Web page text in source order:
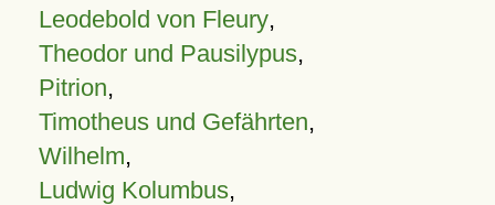
Leodebold von Fleury,
Theodor und Pausilypus,
Pitrion,
Timotheus und Gefährten,
Wilhelm,
Ludwig Kolumbus,